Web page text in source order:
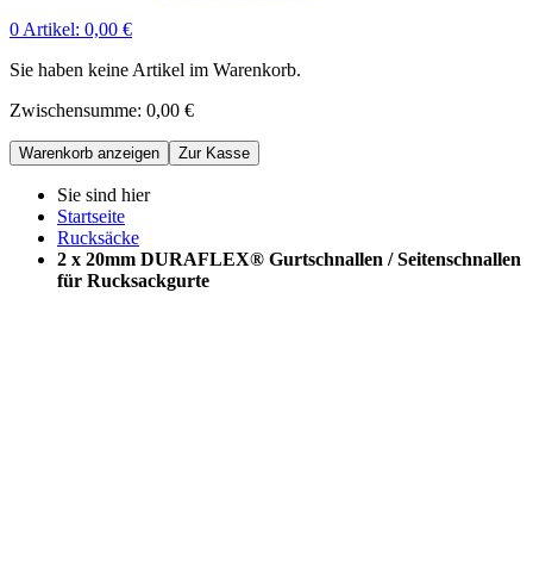
0 Artikel: 0,00 €
Sie haben keine Artikel im Warenkorb.
Zwischensumme: 0,00 €
Warenkorb anzeigen Zur Kasse
Sie sind hier
Startseite
Rucksäcke
2 x 20mm DURAFLEX® Gurtschnallen / Seitenschnallen
für Rucksackgurte